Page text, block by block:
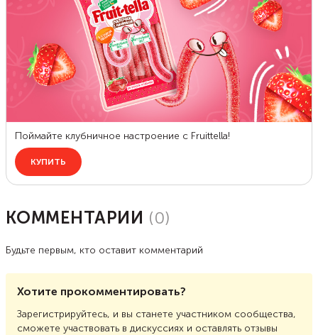
КОММЕНТАРИИ (0)
Будьте первым, кто оставит комментарий
Хотите прокомментировать?
Зарегистрируйтесь, и вы станете участником сообщества,
сможете участвовать в дискуссиях и оставлять отзывы